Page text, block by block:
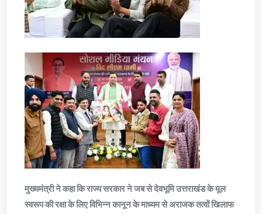
मुख्यमंत्री ने कहा कि राज्य सरकार ने जब से देवभूमि उत्तराखंड के मूल
स्वरूप की रक्षा के लिए विभिन्न कानून के माध्यम से अराजक तत्वों खिलाफ